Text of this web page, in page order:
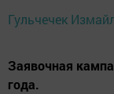
Гульчечек
Заявочная
года.